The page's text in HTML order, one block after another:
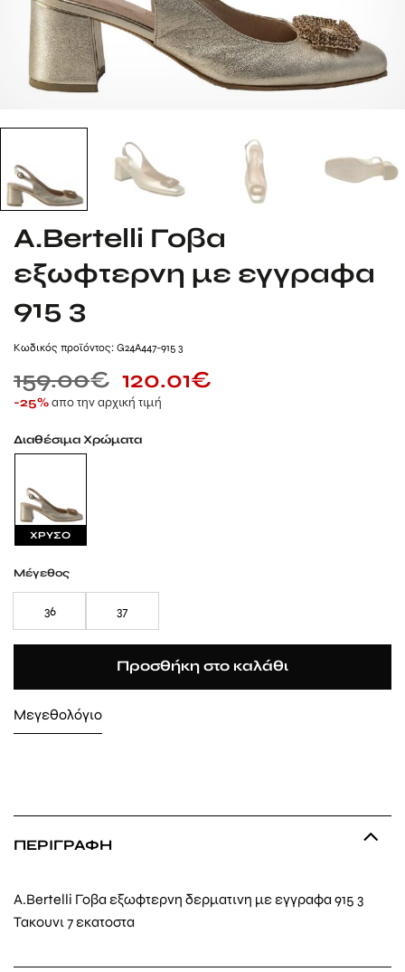
A.Bertelli Γοβα
εξωφτερνη με εγγραφα
915 3
Kωδικός προϊόντος: G24A447-915 3
159.00€ 120.01€
-25%απο την αρχική τιμή
Διαθέσιμα Χρώματα
ΧΡΥΣΟ
Μέγεθος
36 37
Προσθήκη στο καλάθι
Μεγεθολόγιο
ΠΕΡΙΓΡΑΦΉ
A.Bertelli Γοβα εξωφτερνη δερματινη με εγγραφα 915 3
Τακουνι 7 εκατοστα